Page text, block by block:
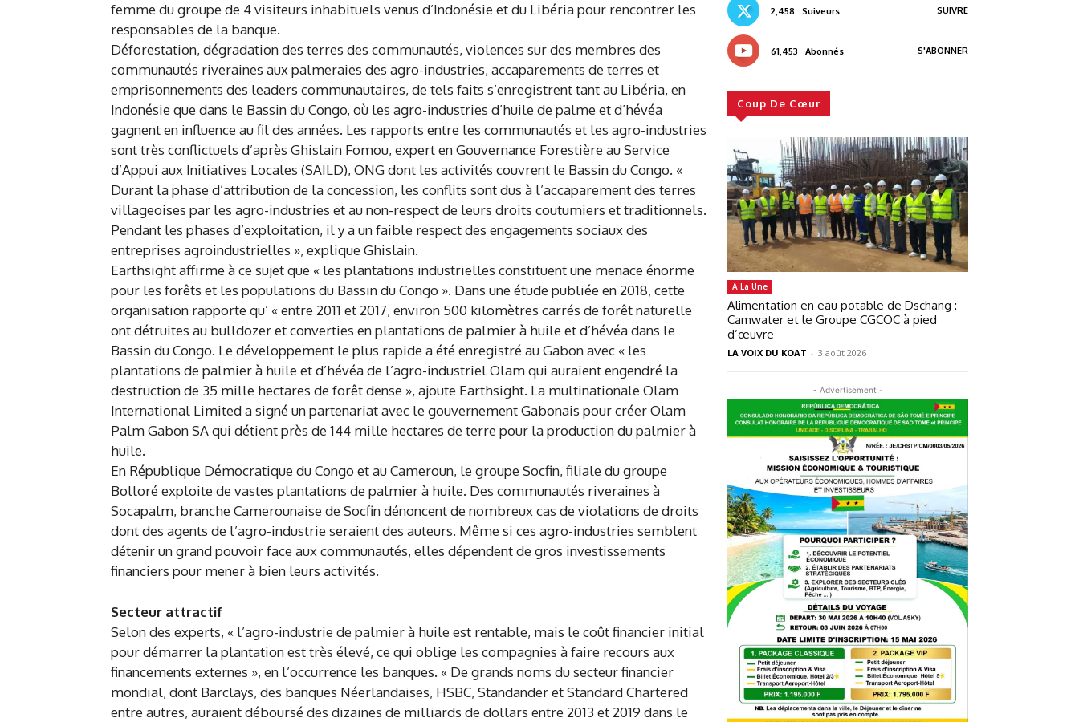
femme du groupe de 4 visiteurs inhabituels venus d’Indonésie et du Libéria pour rencontrer les
responsables de la banque.
Déforestation, dégradation des terres des communautés, violences sur des membres des
communautés riveraines aux palmeraies des agro-industries, accaparements de terres et
emprisonnements des leaders communautaires, de tels faits s’enregistrent tant au Libéria, en
Indonésie que dans le Bassin du Congo, où les agro-industries d’huile de palme et d’hévéa
gagnent en influence au fil des années. Les rapports entre les communautés et les agro-industries
sont très conflictuels d’après Ghislain Fomou, expert en Gouvernance Forestière au Service
d’Appui aux Initiatives Locales (SAILD), ONG dont les activités couvrent le Bassin du Congo. «
Durant la phase d’attribution de la concession, les conflits sont dus à l’accaparement des terres
villageoises par les agro-industries et au non-respect de leurs droits coutumiers et traditionnels.
Pendant les phases d’exploitation, il y a un faible respect des engagements sociaux des
entreprises agroindustrielles », explique Ghislain.
Earthsight affirme à ce sujet que « les plantations industrielles constituent une menace énorme
pour les forêts et les populations du Bassin du Congo ». Dans une étude publiée en 2018, cette
organisation rapporte qu’ « entre 2011 et 2017, environ 500 kilomètres carrés de forêt naturelle
ont détruites au bulldozer et converties en plantations de palmier à huile et d’hévéa dans le
Bassin du Congo. Le développement le plus rapide a été enregistré au Gabon avec « les
plantations de palmier à huile et d’hévéa de l’agro-industriel Olam qui auraient engendré la
destruction de 35 mille hectares de forêt dense », ajoute Earthsight. La multinationale Olam
International Limited a signé un partenariat avec le gouvernement Gabonais pour créer Olam
Palm Gabon SA qui détient près de 144 mille hectares de terre pour la production du palmier à
huile.
En République Démocratique du Congo et au Cameroun, le groupe Socfin, filiale du groupe
Bolloré exploite de vastes plantations de palmier à huile. Des communautés riveraines à
Socapalm, branche Camerounaise de Socfin dénoncent de nombreux cas de violations de droits
dont des agents de l’agro-industrie seraient des auteurs. Même si ces agro-industries semblent
détenir un grand pouvoir face aux communautés, elles dépendent de gros investissements
financiers pour mener à bien leurs activités.
Secteur attractif
Selon des experts, « l’agro-industrie de palmier à huile est rentable, mais le coût financier initial
pour démarrer la plantation est très élevé, ce qui oblige les compagnies à faire recours aux
financements externes », en l’occurrence les banques. « De grands noms du secteur financier
mondial, dont Barclays, des banques Néerlandaises, HSBC, Standander et Standard Chartered
entre autres, auraient déboursé des dizaines de milliards de dollars entre 2013 et 2019 dans le
2,458 Suiveurs SUIVRE
61,453 Abonnés S'ABONNER
Coup De Cœur
A La Une
Alimentation en eau potable de Dschang :
Camwater et le Groupe CGCOC à pied
d’œuvre
LA VOIX DU KOAT - 3 août 2026
- Advertisement -